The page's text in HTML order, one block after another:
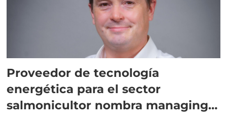
Proveedor de tecnología
energética para el sector
salmonicultor nombra managing